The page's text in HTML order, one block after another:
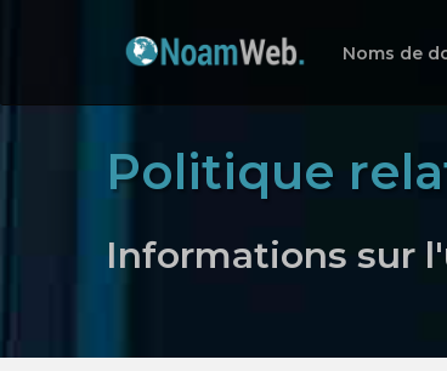
Noms de
Politique
Informations sur